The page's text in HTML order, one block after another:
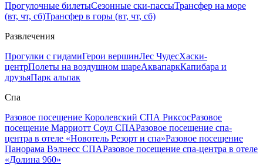
Прогулочные билетыСезонные ски-пассыТрансфер на море
(вт, чт, сб)Трансфер в горы (вт, чт, сб)
Развлечения
Прогулки с гидамиГерои вершинЛес ЧудесХаски-
центрПолеты на воздушном шареАквапаркКапибара и
друзьяПарк альпак
Спа
Разовое посещение Королевский СПА РиксосРазовое
посещение Марриотт Соул СПАРазовое посещение спа-
центра в отеле «Новотель Резорт и спа»Разовое посещение
Панорама Вэлнесс СПАРазовое посещение спа-центра в отеле
«Долина 960»